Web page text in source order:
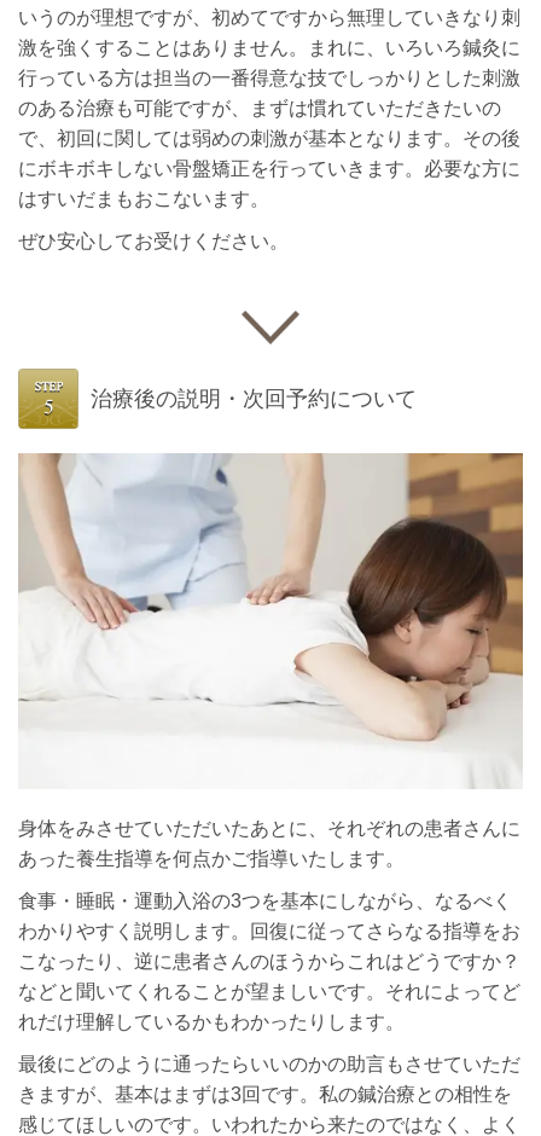
いうのが理想ですが、初めてですから無理していきなり刺
激を強くすることはありません。まれに、いろいろ鍼灸に
行っている方は担当の一番得意な技でしっかりとした刺激
のある治療も可能ですが、まずは慣れていただきたいの
で、初回に関しては弱めの刺激が基本となります。その後
にボキボキしない骨盤矯正を行っていきます。必要な方に
はすいだまもおこないます。
ぜひ安心してお受けください。
治療後の説明・次回予約について
身体をみさせていただいたあとに、それぞれの患者さんに
あった養生指導を何点かご指導いたします。
食事・睡眠・運動入浴の3つを基本にしながら、なるべく
わかりやすく説明します。回復に従ってさらなる指導をお
こなったり、逆に患者さんのほうからこれはどうですか？
などと聞いてくれることが望ましいです。それによってど
れだけ理解しているかもわかったりします。
最後にどのように通ったらいいのかの助言もさせていただ
きますが、基本はまずは3回です。私の鍼治療との相性を
感じてほしいのです。いわれたから来たのではなく、よく